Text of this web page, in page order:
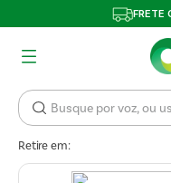
FRETE
Retire em: